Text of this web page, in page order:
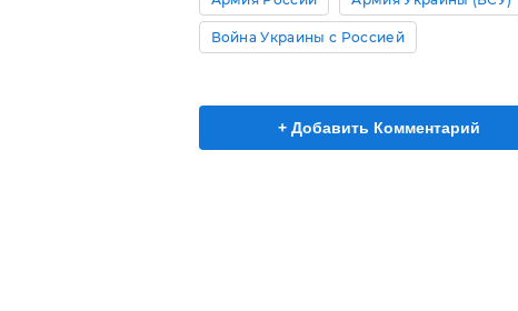
Война Украины с Россией
+ Добавить Комментарий